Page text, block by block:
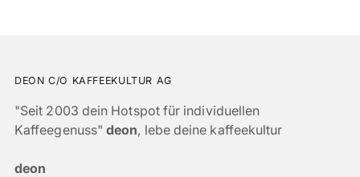
DEON C/O KAFFEEKULTUR AG
"Seit 2003 dein Hotspot für individuellen
Kaffeegenuss"deon, lebe deine kaffeekultur
deon